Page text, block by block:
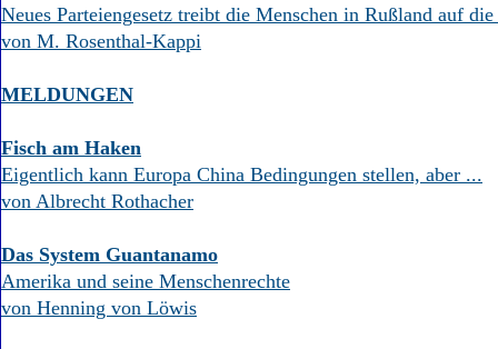
Neues Parteiengesetz treibt die Menschen in Rußland auf die
von M. Rosenthal-Kappi
MELDUNGEN
Fisch am Haken
Eigentlich kann Europa China Bedingungen stellen, aber ...
von Albrecht Rothacher
Das System Guantanamo
Amerika und seine Menschenrechte
von Henning von Löwis